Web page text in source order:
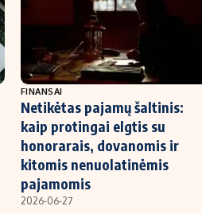
FINANSAI
Netikėtas pajamų šaltinis:
kaip protingai elgtis su
honorarais, dovanomis ir
kitomis nenuolatinėmis
pajamomis
2026-06-27